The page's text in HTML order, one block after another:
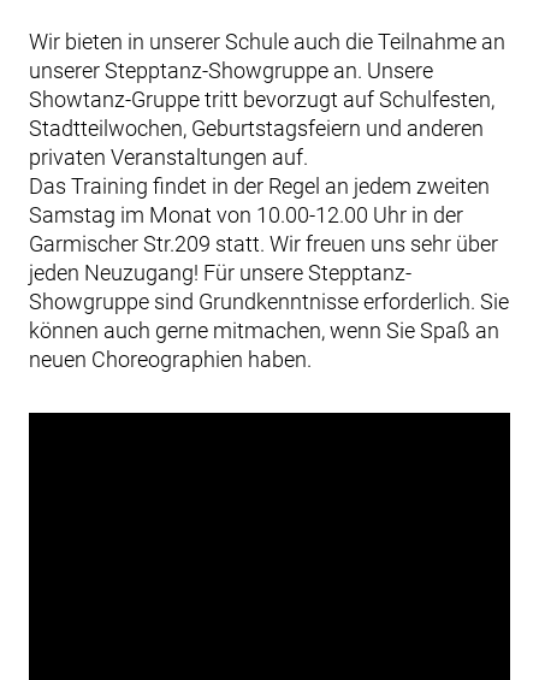
Wir bieten in unserer Schule auch die Teilnahme an
unserer Stepptanz-Showgruppe an. Unsere
Showtanz-Gruppe tritt bevorzugt auf Schulfesten,
Stadtteilwochen, Geburtstagsfeiern und anderen
privaten Veranstaltungen auf.
Das Training findet in der Regel an jedem zweiten
Samstag im Monat von 10.00-12.00 Uhr in der
Garmischer Str.209 statt. Wir freuen uns sehr über
jeden Neuzugang! Für unsere Stepptanz-
Showgruppe sind Grundkenntnisse erforderlich. Sie
können auch gerne mitmachen, wenn Sie Spaß an
neuen Choreographien haben.